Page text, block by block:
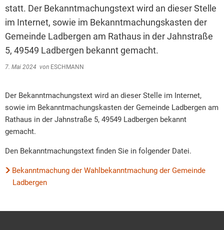
statt. Der Bekanntmachungstext wird an dieser Stelle
im Internet, sowie im Bekanntmachungskasten der
Gemeinde Ladbergen am Rathaus in der Jahnstraße
5, 49549 Ladbergen bekannt gemacht.
7. Mai 2024 von ESCHMANN
Der Bekanntmachungstext wird an dieser Stelle im Internet,
sowie im Bekanntmachungskasten der Gemeinde Ladbergen am
Rathaus in der Jahnstraße 5, 49549 Ladbergen bekannt
gemacht.
Den Bekanntmachungstext finden Sie in folgender Datei.
Bekanntmachung der Wahlbekanntmachung der Gemeinde
Ladbergen